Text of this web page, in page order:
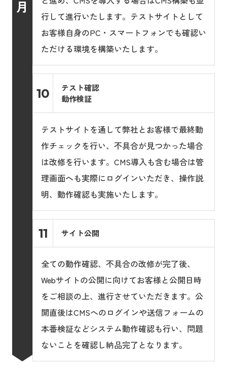
月
行して進行いたします。テストサイトとして
お客様自身のPC・スマートフォンでも確認い
ただける環境を構築いたします。
10
テスト確認
動作検証
テストサイトを通して弊社とお客様で最終動
作チェックを行い、不具合が見つかった場合
は改修を行います。CMS導入も含む場合は管
理画面へも実際にログインいただき、操作説
明、動作確認も実施いたします。
11 サイト公開
全ての動作確認、不具合の改修が完了後、
Webサイトの公開に向けてお客様と公開日時
をご相談の上、進行させていただきます。公
開直後はCMSへのログインや送信フォームの
本番検証などシステム動作確認も行い、問題
ないことを確認し納品完了となります。